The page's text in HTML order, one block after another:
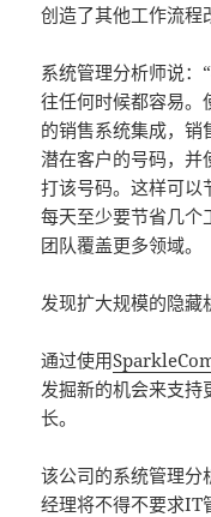
创造了其他工作流程
系统管理分析师说：
往任何时候都容易。
的销售系统集成，销
潜在客户的号码，并
打该号码。这样可以
每天至少要节省几个
团队覆盖更多领域。
发现扩大规模的隐藏
通过使用
发掘新的机会来支持
长。
该公司的系统管理分
经理将不得不要求IT